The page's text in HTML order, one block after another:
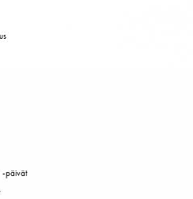
-päivät